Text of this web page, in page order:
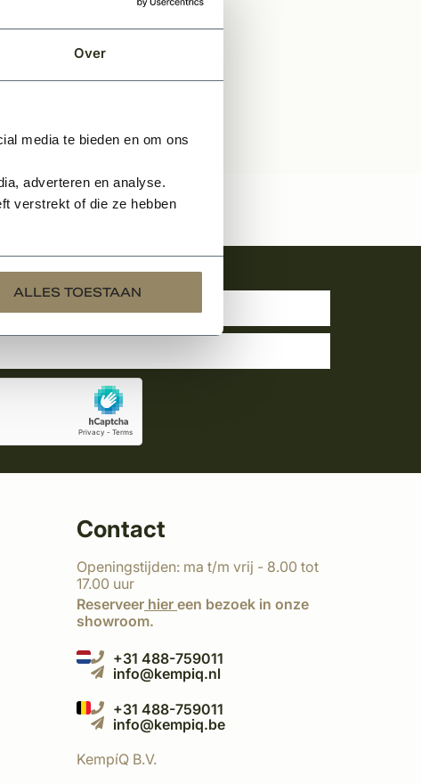
Over
media te bieden en om ons
adverteren en analyse.
verstrekt of die ze hebben
ALLES TOESTAAN
Contact
Openingstijden: ma t/m vrij - 8.00 tot
17.00 uur
Reserveer hier een bezoek in onze
showroom.
+31 488-759011
info@kempiq.nl
+31 488-759011
info@kempiq.be
KempíQ B.V.